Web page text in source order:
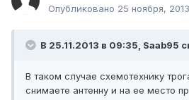
Опубликовано 25 ноября, 2013
В 25.11.2013 в 09:35, Saab95
В таком случае схемотехнику
снимаете антенну и на ее место